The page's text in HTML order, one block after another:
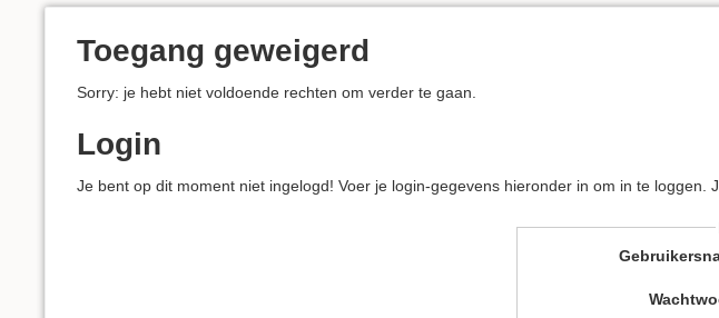
Toegang geweigerd
Sorry: je hebt niet voldoende rechten om verder te gaan.
Login
Je bent op dit moment niet ingelogd! Voer je login-gegevens hieronder in om in te